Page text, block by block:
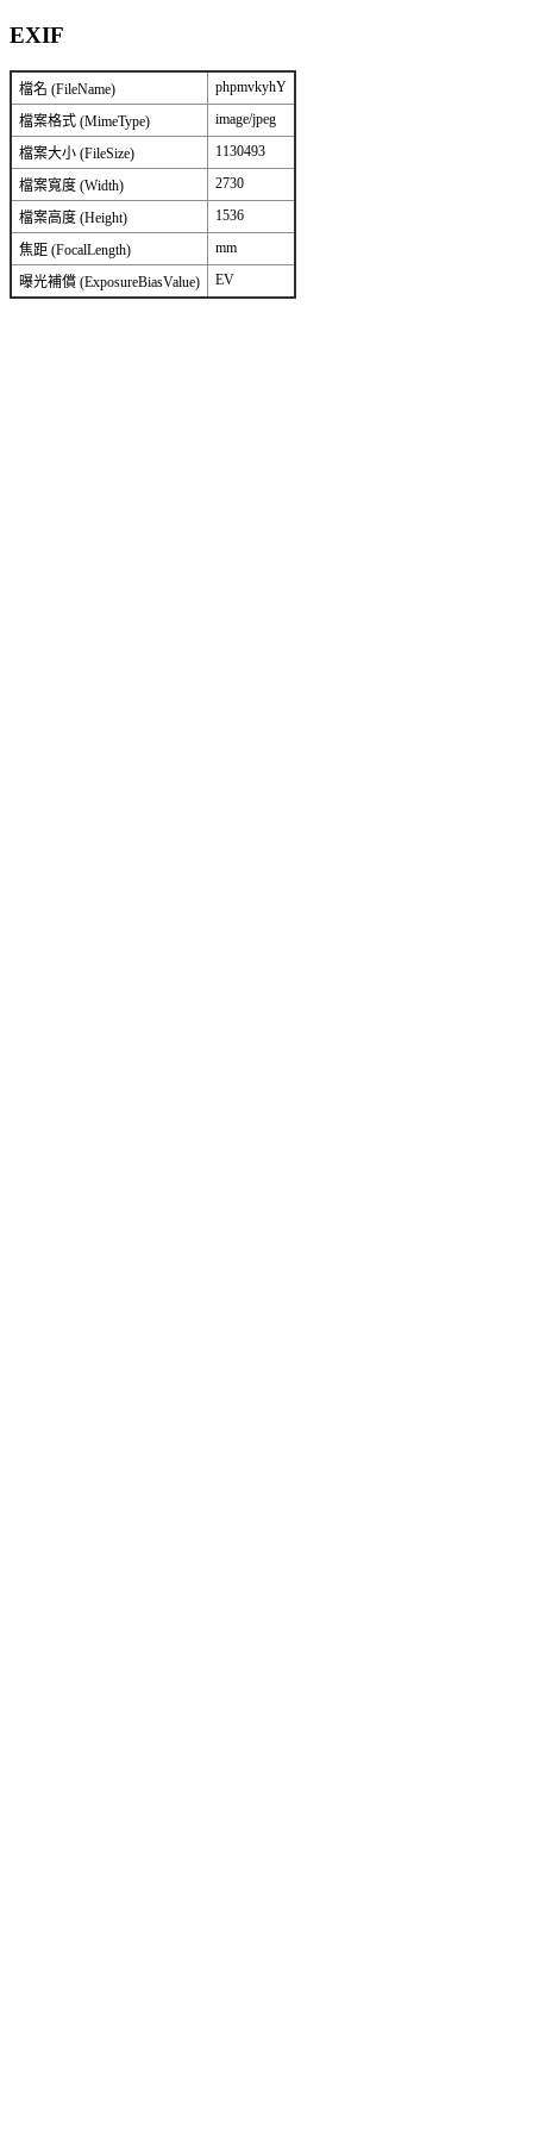
EXIF
檔名 (FileName) phpmvkyhY
檔案格式 (MimeType) image/jpeg
檔案大小 (FileSize) 1130493
檔案寬度 (Width) 2730
檔案高度 (Height) 1536
焦距 (FocalLength) mm
曝光補償 (ExposureBiasValue) EV